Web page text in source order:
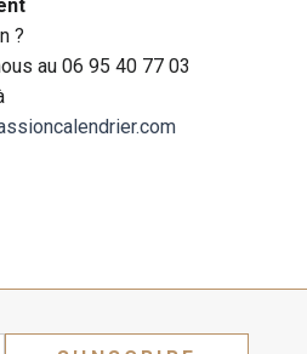
?
au 06 95 40 77 03